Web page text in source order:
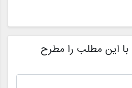
با این مطلب را مطرح